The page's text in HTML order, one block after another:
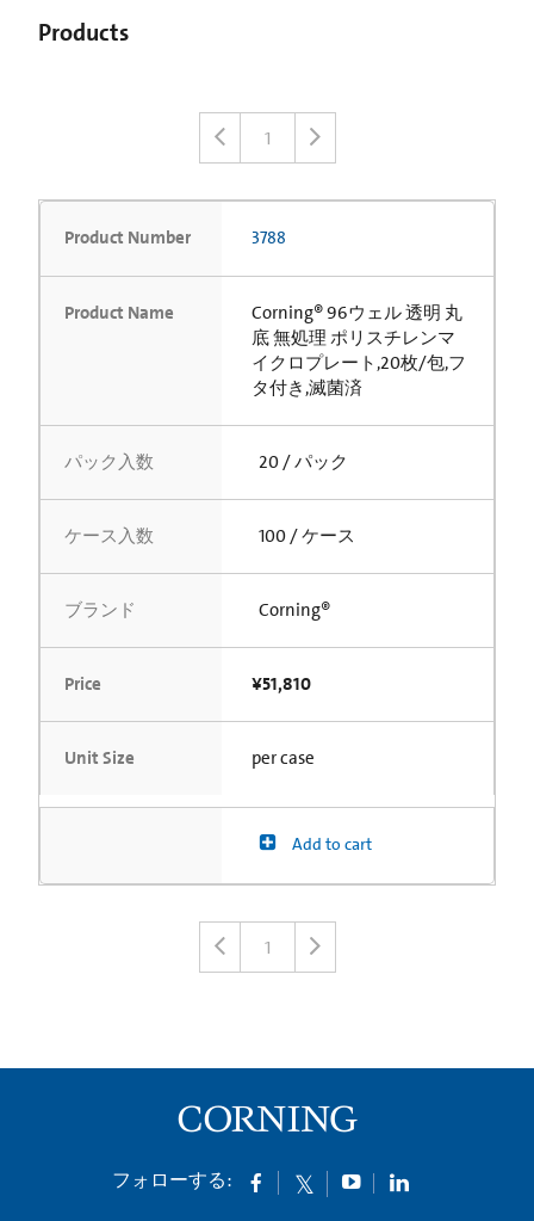
Products
1
Product Number 3788
Product Name
Corning® 96ウェル 透明 丸
底 無処理 ポリスチレンマ
イクロプレート,20枚/包,フ
タ付き,滅菌済
パック入数 20 / パック
ケース入数 100 / ケース
ブランド Corning®
Price ¥51,810
Unit Size per case
Add to cart
1
フォローする: